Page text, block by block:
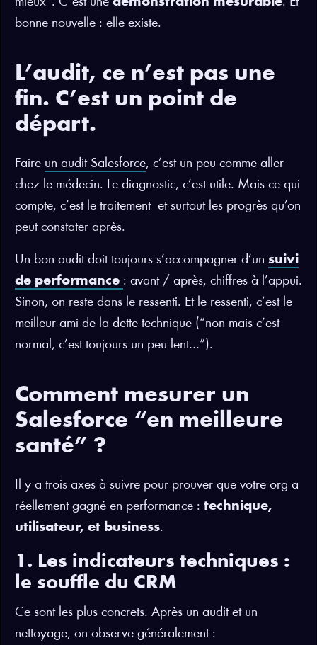
bonne nouvelle : elle existe.
L’audit, ce n’est pas une
fin. C’est un point de
départ.
Faire un audit Salesforce, c’est un peu comme aller
chez le médecin. Le diagnostic, c’est utile. Mais ce qui
compte, c’est le traitement et surtout les progrès qu’on
peut constater après.
Un bon audit doit toujours s’accompagner d’un suivi
de performance : avant / après, chiffres à l’appui.
Sinon, on reste dans le ressenti. Et le ressenti, c’est le
meilleur ami de la dette technique (“non mais c’est
normal, c’est toujours un peu lent…”).
Comment mesurer un
Salesforce “en meilleure
santé” ?
Il y a trois axes à suivre pour prouver que votre org a
réellement gagné en performance : technique,
utilisateur, et business.
1. Les indicateurs techniques :
le souffle du CRM
Ce sont les plus concrets. Après un audit et un
nettoyage, on observe généralement :